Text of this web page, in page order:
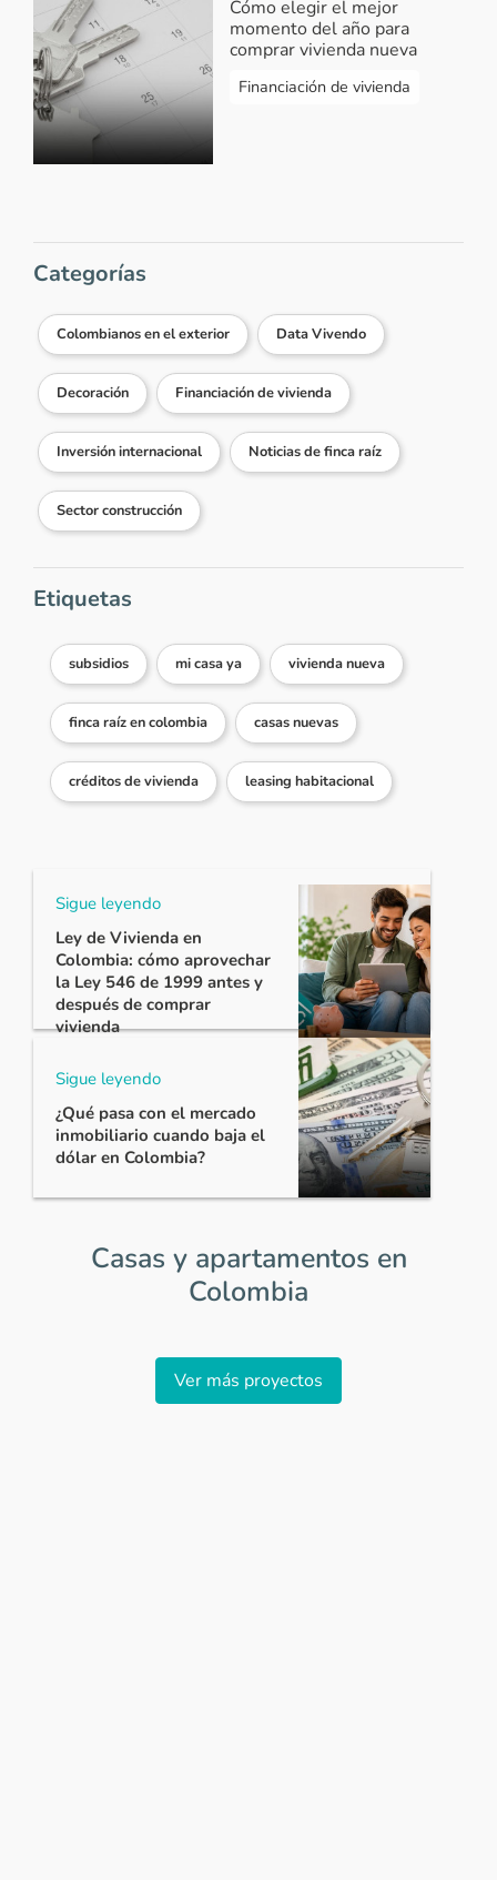
Cómo elegir el mejor
momento del año para
comprar vivienda nueva
Financiación de vivienda
Categorías
Colombianos en el exterior Data Vivendo
Decoración Financiación de vivienda
Inversión internacional Noticias de finca raíz
Sector construcción
Etiquetas
subsidios mi casa ya vivienda nueva
finca raíz en colombia casas nuevas
créditos de vivienda leasing habitacional
Sigue leyendo
Ley de Vivienda en
Colombia: cómo aprovechar
la Ley 546 de 1999 antes y
después de comprar
vivienda
Sigue leyendo
¿Qué pasa con el mercado
inmobiliario cuando baja el
dólar en Colombia?
Casas y apartamentos en
Colombia
Ver más proyectos